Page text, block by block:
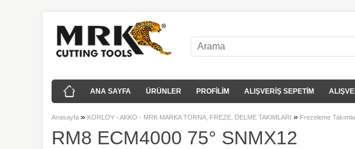
ANA SAYFA ÜRÜNLER PROFİLİM ALIŞVERİŞ SEPETİM
Anasayfa » KORLOY - AKKO - MRK MARKA TORNA, FREZE, DELME TAKIMLARI » Frezeleme
RM8 ECM4000 75° SNMX12